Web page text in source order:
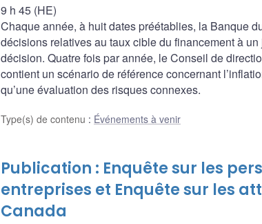
9 h 45 (HE)
Chaque année, à huit dates préétablies, la Banque
décisions relatives au taux cible du financement à
décision. Quatre fois par année, le Conseil de
contient un scénario de référence concernant
qu’une évaluation des risques connexes.
Type(s) de contenu : Événements à venir
Publication : Enquête sur les
entreprises et Enquête sur les
Canada